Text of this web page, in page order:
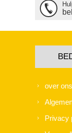
over ons
Privacy